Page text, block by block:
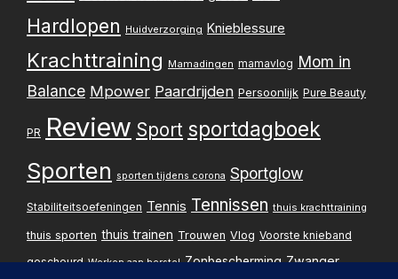
t
e
p
a
g
i
Hardlopen Huidverzorging Knieblessure
Krachttraining Mamadingen mamavlog Mom in
Balance Mpower Paardrijden Persoonlijk Pure Beauty
PR Review Sport sportdagboek
Sporten sporten tijdens corona Sportglow
Stabiliteitsoefeningen Tennis Tennissen thuis krachttraining
thuis sporten thuis trainen Trouwen Vlog Voorste knieband
gescheurd Werken aan herstel Zonbescherming Zwanger